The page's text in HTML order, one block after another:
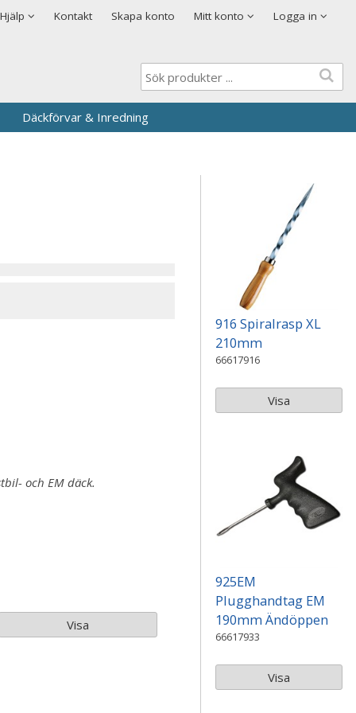
Hjälp Kontakt Skapa konto Mitt konto Logga in
Lösenord*
Kom ihåg mig
Däckförvar & Inredning
och EM däck.
Visa
916 Spiralrasp XL
210mm
66617916
Visa
925EM
Plugghandtag EM
190mm Ändöppen
66617933
Visa